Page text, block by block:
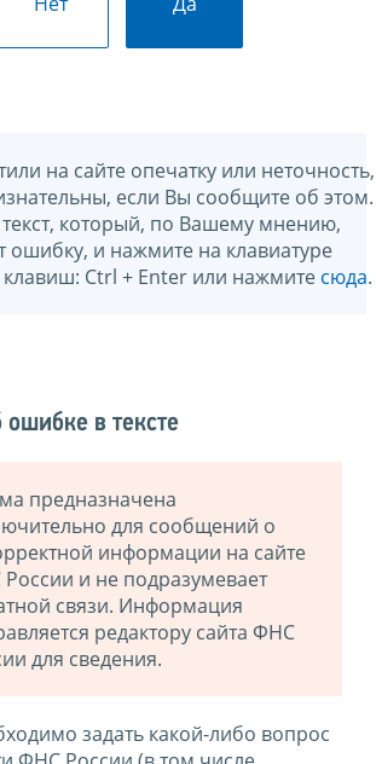
на сайте опечатку или неточность,
если Вы сообщите об этом.
который, по Вашему мнению,
ошибку, и нажмите на клавиатуре
Ctrl + Enter или нажмите сюда.
в тексте
предназначена
для сообщений о
информации на сайте
и не подразумевает
связи. Информация
редактору сайта ФНС
для сведения.
задать какой-либо вопрос